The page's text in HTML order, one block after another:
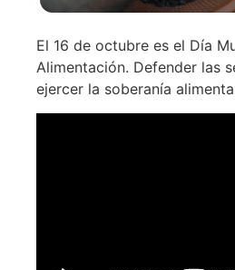
El 16 de octubre es el Día
Alimentación. Defender las
ejercer la soberanía